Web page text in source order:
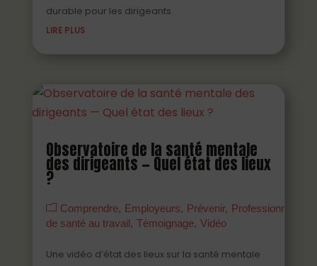
durable pour les dirigeants.
LIRE PLUS
Observatoire de la santé mentale
des dirigeants — Quel état des lieux
?
Comprendre Employeurs Prévenir
Professionnels
de santé au travail Témoignage Vidéo
Une vidéo d’état des lieux sur la santé mentale